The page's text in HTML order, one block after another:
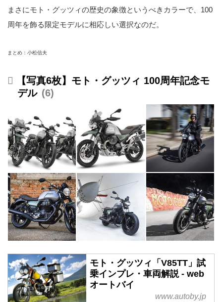
まさにモト・グッツィの歴史の象徴というべきカラーで、100
周年を飾る限定モデルに相応しい選択なのだ。
まとめ：小松信夫
【写真6枚】モト・グッツィ 100周年記念モ
デル
6
モト・グッツィ「V85TT」試
乗インプレ・車両解説 - web
オートバイ
www.autoby.jp